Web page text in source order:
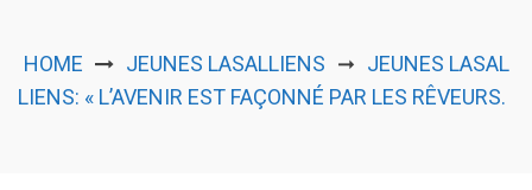
HOME JEUNES LASALLIENS ➞ JEUNES LASAL
LIENS: « L’AVENIR EST FAÇONNÉ PAR LES RÊVEURS.